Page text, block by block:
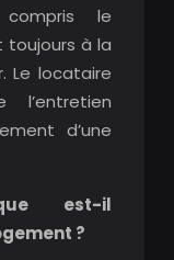
compris le
à la
Le locataire
l’entretien
d’une
est-il
?